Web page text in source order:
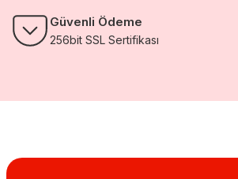
Güvenli Ödeme
256bit SSL Sertifikası